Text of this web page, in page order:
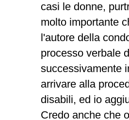
casi le donne,
molto importante
l'autore della
processo verbale
successivamente
arrivare alla
disabili, ed io
Credo anche che